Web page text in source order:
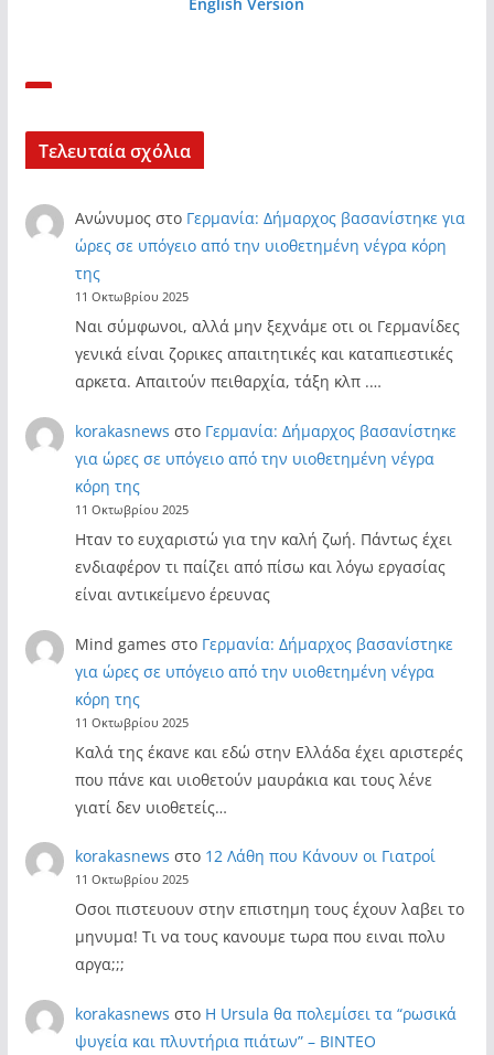
English Version
Τελευταία σχόλια
Ανώνυμος στο Γερμανία: Δήμαρχος βασανίστηκε για
ώρες σε υπόγειο από την υιοθετημένη νέγρα κόρη
της
11 Οκτωβρίου 2025
Ναι σύμφωνοι, αλλά μην ξεχνάμε οτι οι Γερμανίδες
γενικά είναι ζορικες απαιτητικές και καταπιεστικές
αρκετα. Απαιτούν πειθαρχία, τάξη κλπ .…
korakasnews στο Γερμανία: Δήμαρχος βασανίστηκε
για ώρες σε υπόγειο από την υιοθετημένη νέγρα
κόρη της
11 Οκτωβρίου 2025
Ηταν το ευχαριστώ για την καλή ζωή. Πάντως έχει
ενδιαφέρον τι παίζει από πίσω και λόγω εργασίας
είναι αντικείμενο έρευνας
Mind games στο Γερμανία: Δήμαρχος βασανίστηκε
για ώρες σε υπόγειο από την υιοθετημένη νέγρα
κόρη της
11 Οκτωβρίου 2025
Καλά της έκανε και εδώ στην Ελλάδα έχει αριστερές
που πάνε και υιοθετούν μαυράκια και τους λένε
γιατί δεν υιοθετείς…
korakasnews στο 12 Λάθη που Κάνουν οι Γιατροί
11 Οκτωβρίου 2025
Οσοι πιστευουν στην επιστημη τους έχουν λαβει το
μηνυμα! Τι να τους κανουμε τωρα που ειναι πολυ
αργα;;;
korakasnews στο Η Ursula θα πολεμίσει τα “ρωσικά
ψυγεία και πλυντήρια πιάτων” – ΒΙΝΤΕΟ